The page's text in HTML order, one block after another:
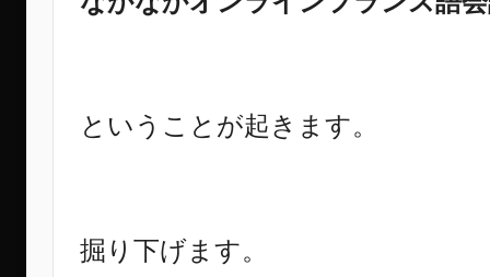
ということが起きます。
掘り下げます。